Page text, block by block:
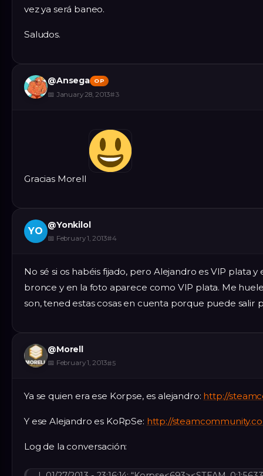
vez ya será baneo.
Saludos.
@Ansega OP
📅 January 28, 2013#3
Gracias Morell
YO
@Yonkilol
📅 February 1, 2013#4
No sé si os habéis fijado, pero Alejandro es VIP plata
bronce y en la foto aparece como VIP plata. Me
son, tened estas cosas en cuenta porque puede salir
@Morell
📅 February 1, 2013#5
Ya se quien era ese Korpse, es alejandro: http://
Y ese Alejandro es KoRpSe: http://
Log de la conversación: